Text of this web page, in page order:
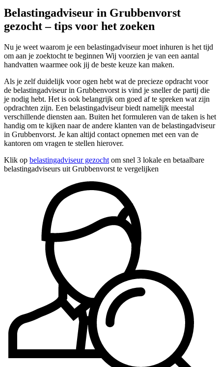
Belastingadviseur in Grubbenvorst
gezocht – tips voor het zoeken
Nu je weet waarom je een belastingadviseur moet inhuren is het tijd
om aan je zoektocht te beginnen Wij voorzien je van een aantal
handvatten waarmee ook jij de beste keuze kan maken.
Als je zelf duidelijk voor ogen hebt wat de precieze opdracht voor
de belastingadviseur in Grubbenvorst is vind je sneller de partij die
je nodig hebt. Het is ook belangrijk om goed af te spreken wat zijn
opdrachten zijn. Een belastingadviseur biedt namelijk meestal
verschillende diensten aan. Buiten het formuleren van de taken is het
handig om te kijken naar de andere klanten van de belastingadviseur
in Grubbenvorst. Je kan altijd contact opnemen met een van de
kantoren om vragen te stellen hierover.
Klik op belastingadviseur gezocht om snel 3 lokale en betaalbare
belastingadviseurs uit Grubbenvorst te vergelijken